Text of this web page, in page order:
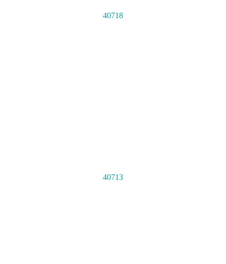
40718
40713